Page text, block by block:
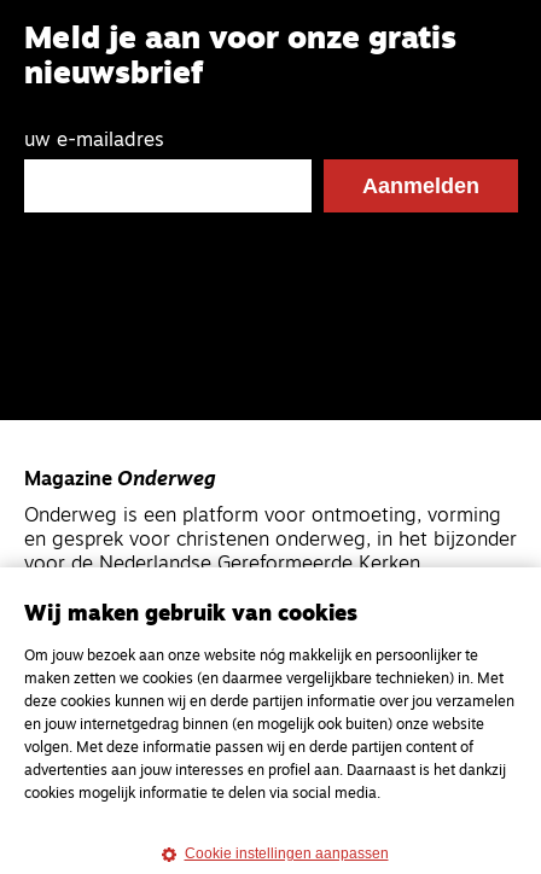
Meld je aan voor onze gratis
nieuwsbrief
uw e-mailadres
Magazine Onderweg
Onderweg is een platform voor ontmoeting, vorming
en gesprek voor christenen onderweg, in het bijzonder
voor de Nederlandse Gereformeerde Kerken.
Magazine
Onderweg
Kvk-nummer 33277063
NL46 INGB 0117 5827 86
info@onderwegonline.nl
Wij maken gebruik van cookies
Om jouw bezoek aan onze website nóg makkelijk en persoonlijker te
maken zetten we cookies (en daarmee vergelijkbare technieken) in. Met
deze cookies kunnen wij en derde partijen informatie over jou verzamelen
en jouw internetgedrag binnen (en mogelijk ook buiten) onze website
volgen. Met deze informatie passen wij en derde partijen content of
advertenties aan jouw interesses en profiel aan. Daarnaast is het dankzij
cookies mogelijk informatie te delen via social media.
Cookie instellingen aanpassen